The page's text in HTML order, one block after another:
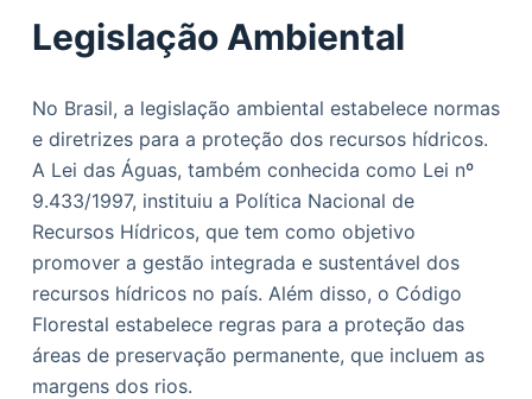
Legislação Ambiental
No Brasil, a legislação ambiental estabelece normas
e diretrizes para a proteção dos recursos hídricos.
A Lei das Águas, também conhecida como Lei nº
9.433/1997, instituiu a Política Nacional de
Recursos Hídricos, que tem como objetivo
promover a gestão integrada e sustentável dos
recursos hídricos no país. Além disso, o Código
Florestal estabelece regras para a proteção das
áreas de preservação permanente, que incluem as
margens dos rios.